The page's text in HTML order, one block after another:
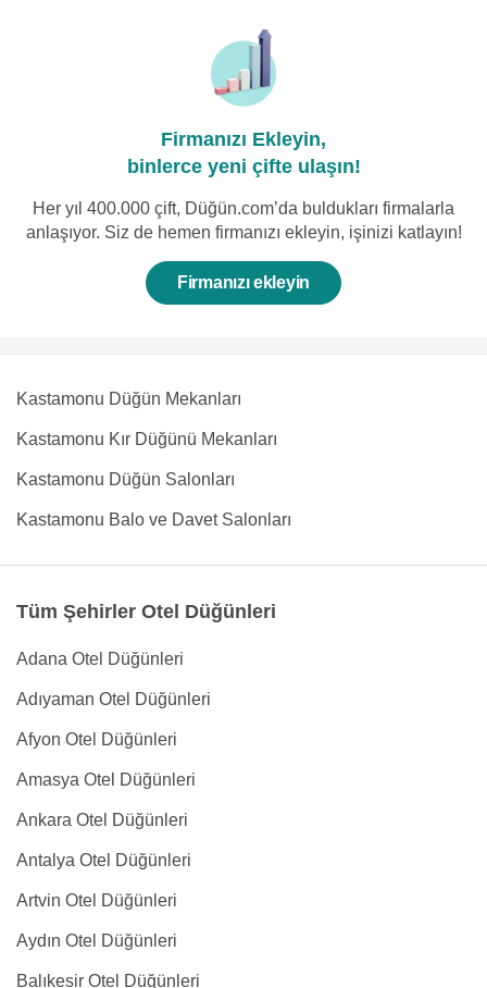
Firmanızı Ekleyin,
binlerce yeni çifte ulaşın!
Her yıl 400.000 çift, Düğün.com’da buldukları firmalarla
anlaşıyor. Siz de hemen firmanızı ekleyin, işinizi katlayın!
Firmanızı ekleyin
Kastamonu Düğün Mekanları
Kastamonu Kır Düğünü Mekanları
Kastamonu Düğün Salonları
Kastamonu Balo ve Davet Salonları
Tüm Şehirler Otel Düğünleri
Adana Otel Düğünleri
Adıyaman Otel Düğünleri
Afyon Otel Düğünleri
Amasya Otel Düğünleri
Ankara Otel Düğünleri
Antalya Otel Düğünleri
Artvin Otel Düğünleri
Aydın Otel Düğünleri
Balıkesir Otel Düğünleri